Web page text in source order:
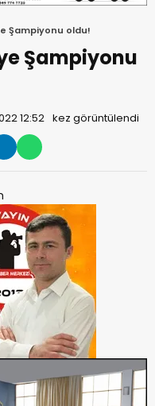
Şampiyonu oldu!
Şampiyonu
12:52 kez görüntülendi